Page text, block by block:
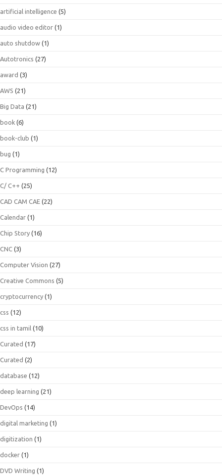
artificial intelligence (5)
audio video editor (1)
auto shutdow (1)
Autotronics (27)
award (3)
AWS (21)
Big Data (21)
book (6)
book-club (1)
bug (1)
C Programming (12)
C/ C++ (25)
CAD CAM CAE (22)
Calendar (1)
Chip Story (16)
CNC (3)
Computer Vision (27)
Creative Commons (5)
cryptocurrency (1)
css (12)
css in tamil (10)
Curated (17)
Curated (2)
database (12)
deep learning (21)
DevOps (14)
digital marketing (1)
digitization (1)
docker (1)
DVD Writing (1)